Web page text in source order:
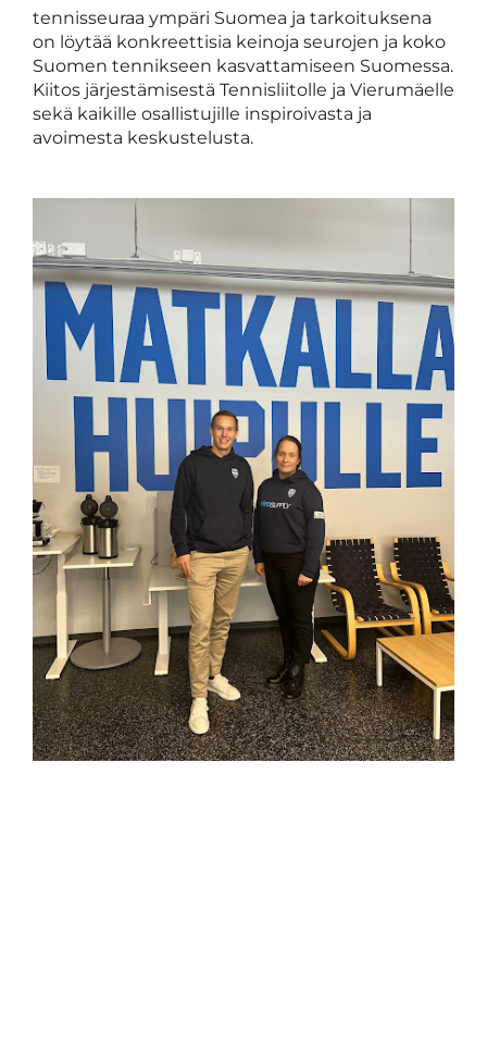
tennisseuraa ympäri Suomea ja tarkoituksena
on löytää konkreettisia keinoja seurojen ja koko
Suomen tennikseen kasvattamiseen Suomessa.
Kiitos järjestämisestä Tennisliitolle ja Vierumäelle
sekä kaikille osallistujille inspiroivasta ja
avoimesta keskustelusta.